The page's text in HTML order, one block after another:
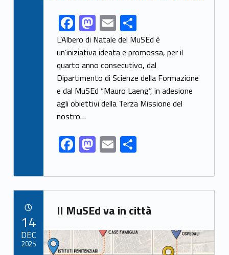
Link identifier share facebook archive #share-link-archive-73073F
ac
e
b
o
o
k
M
as
to
d
o
n
E
m
ai
l
S
h
ar
e
L’Albero di Natale del MuSEd è
un’iniziativa ideata e promossa, per il
quarto anno consecutivo, dal
Dipartimento di Scienze della Formazione
e dal MuSEd “Mauro Laeng”, in adesione
agli obiettivi della Terza Missione del
nostro…
F
ac
e
b
o
o
k
M
as
to
d
o
n
E
m
ai
l
S
ar
e
Link identifier archive #link-archive-79128
Il MuSEd va in città
Link identifier archive #link-archive-thumb-soap-67830
14
DEC
2025